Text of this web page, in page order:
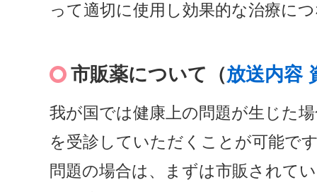
って適切に使用し効果的な治療に
市販薬について（放送内容
我が国では健康上の問題が生じた
を受診していただくことが可能で
問題の場合は、まずは市販されて